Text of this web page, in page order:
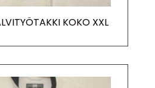
KOKO XXL